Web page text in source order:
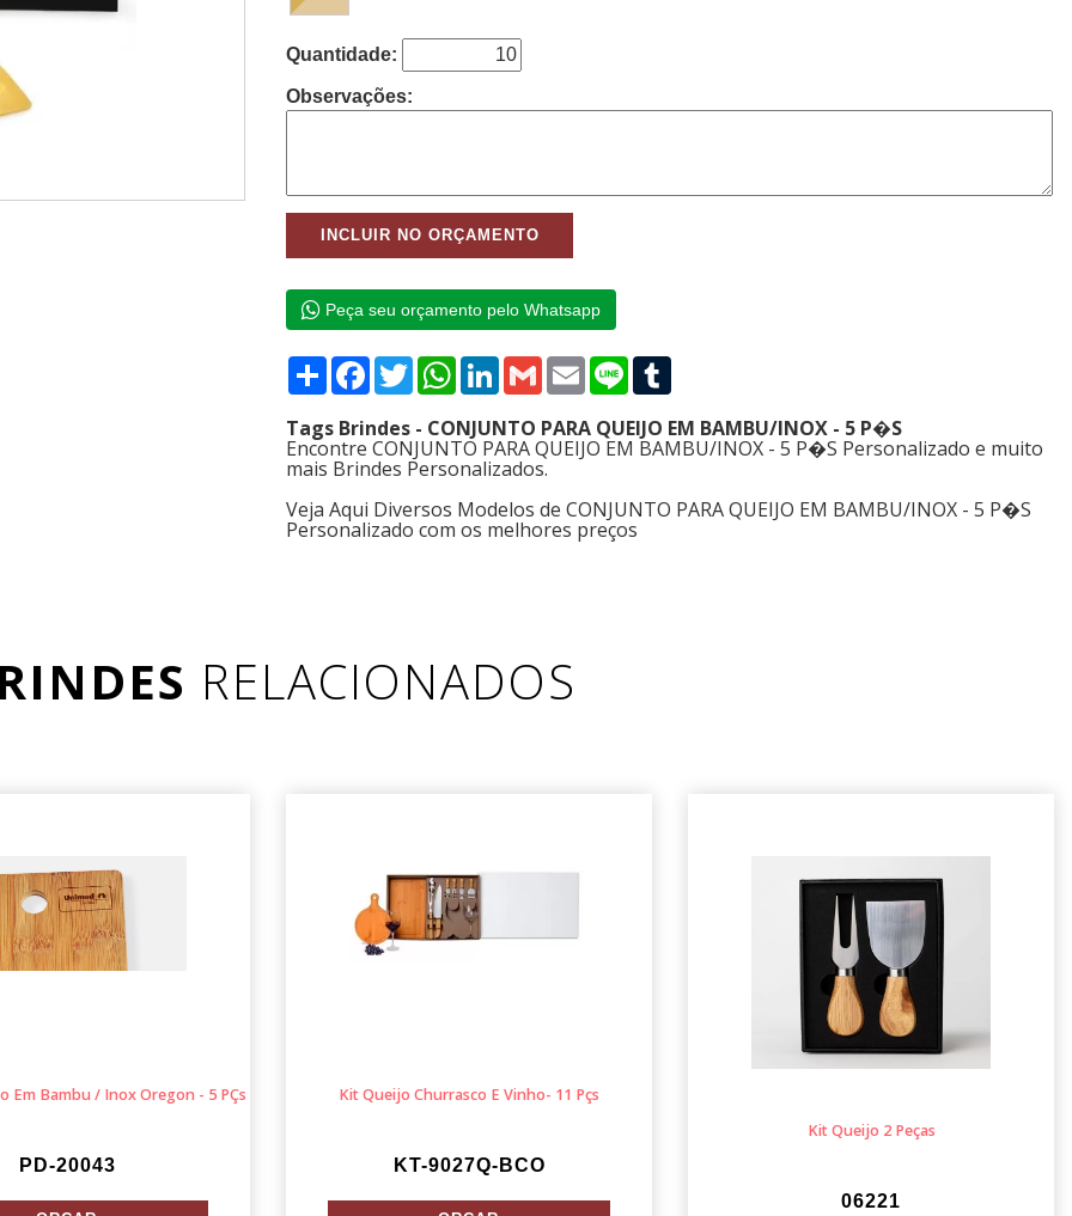
Quantidade:
Observações:
Peça seu orçamento pelo Whatsapp
Compartilhar
Facebook
TwitterWhatsApp
LinkedIn
GmailEmailLine
Tags Brindes - CONJUNTO PARA QUEIJO EM BAMBU/INOX - 5 P�S
Encontre CONJUNTO PARA QUEIJO EM BAMBU/INOX - 5 P�S Personalizado e muito
mais Brindes Personalizados.
Veja Aqui Diversos Modelos de CONJUNTO PARA QUEIJO EM BAMBU/INOX - 5 P�S
Personalizado com os melhores preços
RELACIONADOS
Em Bambu / Inox Oregon - 5 PÇs
PD-20043
Kit Queijo Churrasco E Vinho- 11 Pçs
KT-9027Q-BCO
Kit Queijo 2 Peças
06221